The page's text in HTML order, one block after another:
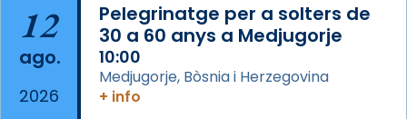
Foto
View on Facebook ·
12
ago.
2026
Pelegrinatge per a solters de
30 a 60 anys a Medjugorje
10:00
Medjugorje, Bòsnia i Herzegovina
+ info